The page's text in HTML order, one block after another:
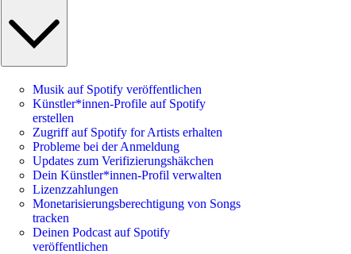
Musik auf Spotify veröffentlichen
Künstler*innen-Profile auf Spotify
erstellen
Zugriff auf Spotify for Artists erhalten
Probleme bei der Anmeldung
Updates zum Verifizierungshäkchen
Dein Künstler*innen-Profil verwalten
Lizenzzahlungen
Monetarisierungsberechtigung von Songs
tracken
Deinen Podcast auf Spotify
veröffentlichen